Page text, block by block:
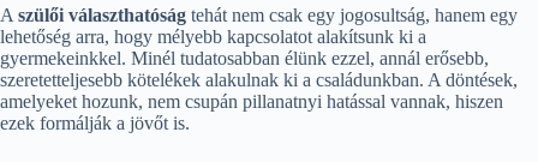
A szülői választhatóság tehát nem csak egy jogosultság, hanem egy
lehetőség arra, hogy mélyebb kapcsolatot alakítsunk ki a
gyermekeinkkel. Minél tudatosabban élünk ezzel, annál erősebb,
szeretetteljesebb kötelékek alakulnak ki a családunkban. A döntések,
amelyeket hozunk, nem csupán pillanatnyi hatással vannak, hiszen
ezek formálják a jövőt is.